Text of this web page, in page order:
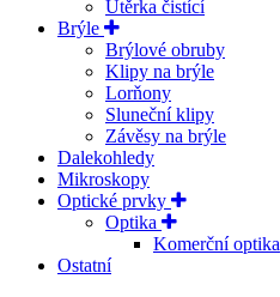
Utěrka čistící
Brýle
Brýlové obruby
Klipy na brýle
Lorňony
Sluneční klipy
Závěsy na brýle
Dalekohledy
Mikroskopy
Optické prvky
Optika
Komerční optika
Ostatní